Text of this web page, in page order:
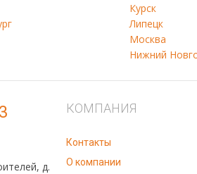
Курск
Липецк
Москва
Нижний
д.
КОМПАНИЯ
Контакты
О компании